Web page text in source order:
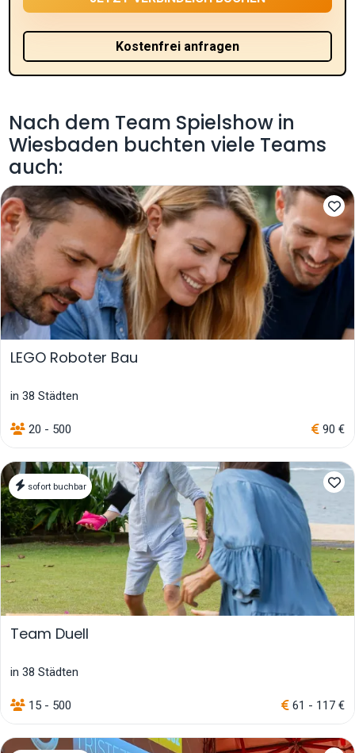
Nach dem Team Spielshow in
Wiesbaden buchten viele Teams
auch:
LEGO Roboter Bau
in 38 Städten
20 - 500 90 €
sofort buchbar
Team Duell
in 38 Städten
15 - 500 61 - 117 €